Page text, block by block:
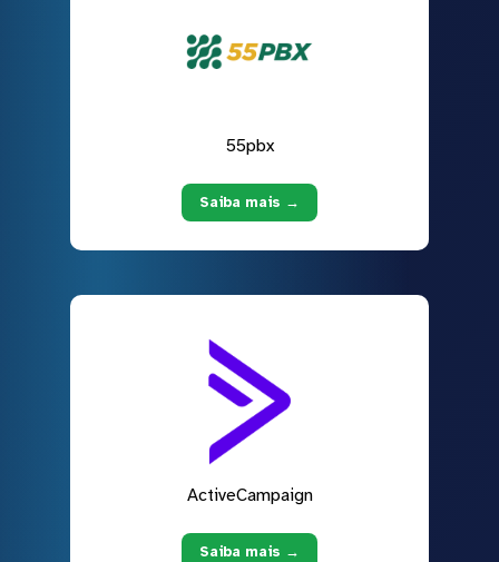
55pbx
Saiba mais →
ActiveCampaign
Saiba mais →